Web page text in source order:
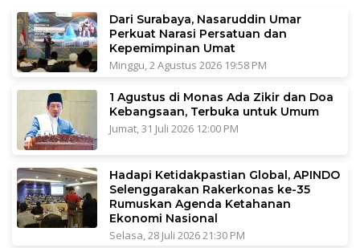
Dari Surabaya, Nasaruddin Umar
Perkuat Narasi Persatuan dan
Kepemimpinan Umat
Minggu, 2 Agustus 2026 19:58 PM
1 Agustus di Monas Ada Zikir dan Doa
Kebangsaan, Terbuka untuk Umum
Jumat, 31 Juli 2026 12:00 PM
Hadapi Ketidakpastian Global, APINDO
Selenggarakan Rakerkonas ke-35
Rumuskan Agenda Ketahanan
Ekonomi Nasional
Selasa, 28 Juli 2026 21:30 PM